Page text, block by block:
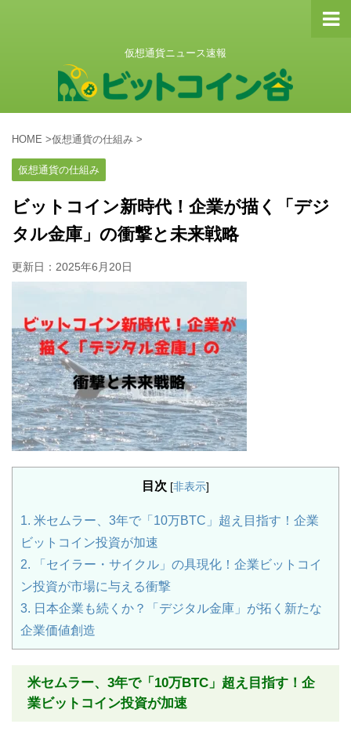
仮想通貨ニュース速報
HOME >仮想通貨の仕組み >
仮想通貨の仕組み
ビットコイン新時代！企業が描く「デジ
タル金庫」の衝撃と未来戦略
更新日： 2025年6月20日
目次 [非表示]
1. 米セムラー、3年で「10万BTC」超え目指す！企業
ビットコイン投資が加速
2. 「セイラー・サイクル」の具現化！企業ビットコイ
ン投資が市場に与える衝撃
3. 日本企業も続くか？「デジタル金庫」が拓く新たな
企業価値創造
米セムラー、3年で「10万BTC」超え目指す！企
業ビットコイン投資が加速